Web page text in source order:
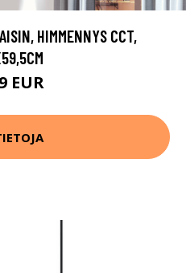
HIMMENNYS CCT,
EUR